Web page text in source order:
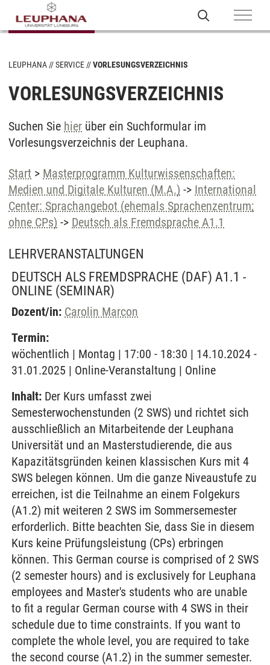
LEUPHANA SERVICE VORLESUNGSVERZEICHNIS
VORLESUNGSVERZEICHNIS
Suchen Sie hier über ein Suchformular im
Vorlesungsverzeichnis der Leuphana.
Start > Masterprogramm Kulturwissenschaften:
Medien und Digitale Kulturen (M.A.) -> International
Center: Sprachangebot (ehemals Sprachenzentrum;
ohne CPs) -> Deutsch als Fremdsprache A1.1
LEHRVERANSTALTUNGEN
DEUTSCH ALS FREMDSPRACHE (DAF) A1.1 -
ONLINE (SEMINAR)
Dozent/in: Carolin Marcon
Termin:
wöchentlich | Montag | 17:00 - 18:30 | 14.10.2024 -
31.01.2025 | Online-Veranstaltung | Online
Inhalt: Der Kurs umfasst zwei
Semesterwochenstunden (2 SWS) und richtet sich
ausschließlich an Mitarbeitende der Leuphana
Universität und an Masterstudierende, die aus
Kapazitätsgründen keinen klassischen Kurs mit 4
SWS belegen können. Um die ganze Niveaustufe zu
erreichen, ist die Teilnahme an einem Folgekurs
(A1.2) mit weiteren 2 SWS im Sommersemester
erforderlich. Bitte beachten Sie, dass Sie in diesem
Kurs keine Prüfungsleistung (CPs) erbringen
können. This German course is comprised of 2 SWS
(2 semester hours) and is exclusively for Leuphana
employees and Master's students who are unable
to fit a regular German course with 4 SWS in their
schedule due to time constraints. If you want to
complete the whole level, you are required to take
the second course (A1.2) in the summer semester.